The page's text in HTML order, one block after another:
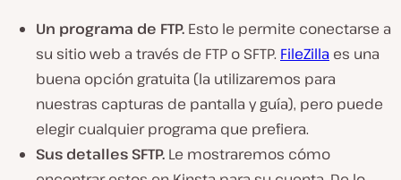
Un programa de FTP. Esto le permite conectarse a
su sitio web a través de FTP o SFTP. FileZilla es una
buena opción gratuita (la utilizaremos para
nuestras capturas de pantalla y guía), pero puede
elegir cualquier programa que prefiera.
Sus detalles SFTP. Le mostraremos cómo